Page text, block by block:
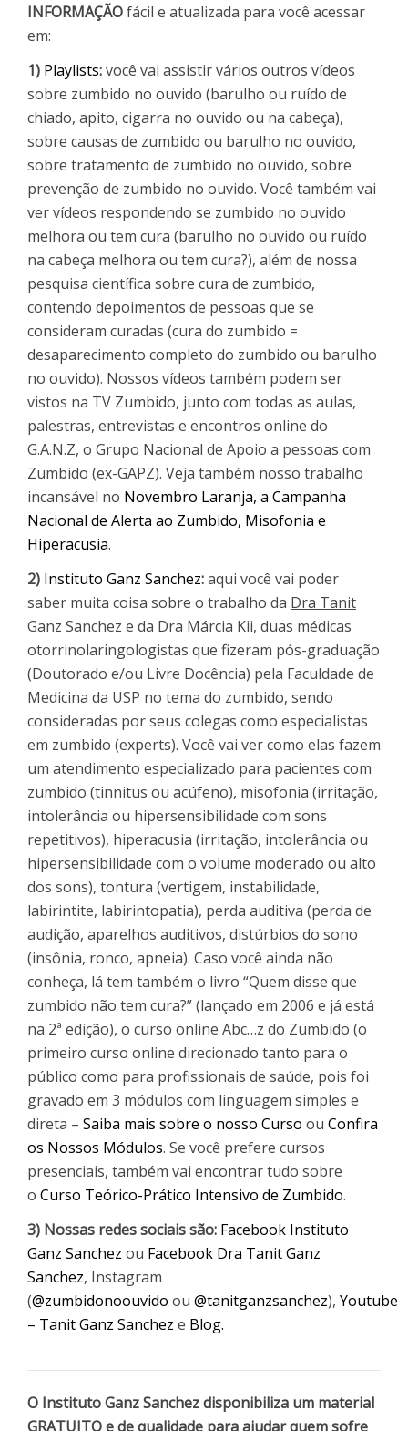
INFORMAÇÃOfácil e atualizada para você acessar
em:
1) Playlists:você vai assistir vários outros vídeos
sobre zumbido no ouvido (barulho ou ruído de
chiado, apito, cigarra no ouvido ou na cabeça),
sobre causas de zumbido ou barulho no ouvido,
sobre tratamento de zumbido no ouvido, sobre
prevenção de zumbido no ouvido. Você também vai
ver vídeos respondendo se zumbido no ouvido
melhora ou tem cura (barulho no ouvido ou ruído
na cabeça melhora ou tem cura?), além de nossa
pesquisa científica sobre cura de zumbido,
contendo depoimentos de pessoas que se
consideram curadas (cura do zumbido =
desaparecimento completo do zumbido ou barulho
no ouvido). Nossos vídeos também podem ser
vistos na TV Zumbido, junto com todas as aulas,
palestras, entrevistas e encontros online do
G.A.N.Z, o Grupo Nacional de Apoio a pessoas com
Zumbido (ex-GAPZ). Veja também nosso trabalho
incansável no Novembro Laranja, a Campanha
Nacional de Alerta ao Zumbido, Misofonia e
Hiperacusia.
2) Instituto Ganz Sanchez:aqui você vai poder
saber muita coisa sobre o trabalho da Dra Tanit
Ganz Sanchez e da Dra Márcia Kii, duas médicas
otorrinolaringologistas que fizeram pós-graduação
(Doutorado e/ou Livre Docência) pela Faculdade de
Medicina da USP no tema do zumbido, sendo
consideradas por seus colegas como especialistas
em zumbido (experts). Você vai ver como elas fazem
um atendimento especializado para pacientes com
zumbido (tinnitus ou acúfeno), misofonia (irritação,
intolerância ou hipersensibilidade com sons
repetitivos), hiperacusia (irritação, intolerância ou
hipersensibilidade com o volume moderado ou alto
dos sons), tontura (vertigem, instabilidade,
labirintite, labirintopatia), perda auditiva (perda de
audição, aparelhos auditivos, distúrbios do sono
(insônia, ronco, apneia). Caso você ainda não
conheça, lá tem também o livro “Quem disse que
zumbido não tem cura?” (lançado em 2006 e já está
na 2ª edição), o curso online Abc…z do Zumbido (o
primeiro curso online direcionado tanto para o
público como para profissionais de saúde, pois foi
gravado em 3 módulos com linguagem simples e
direta – Saiba mais sobre o nosso Curso ou Confira
os Nossos Módulos. Se você prefere cursos
presenciais, também vai encontrar tudo sobre
o Curso Teórico-Prático Intensivo de Zumbido.
3) Nossas redes sociais são: Facebook Instituto
Ganz Sanchez ou Facebook Dra Tanit Ganz
Sanchez, Instagram
(@zumbidonoouvido ou @tanitganzsanchez), Youtube
– Tanit Ganz Sanchez e Blog.
O Instituto Ganz Sanchez disponibiliza um material
GRATUITO e de qualidade para ajudar quem sofre